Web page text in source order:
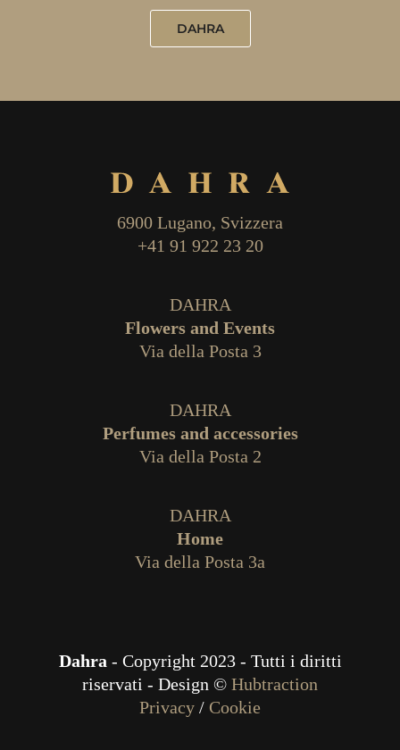
DAHRA
6900 Lugano, Svizzera
+41 91 922 23 20
DAHRA
Flowers and Events
Via della Posta 3
DAHRA
Perfumes and accessories
Via della Posta 2
DAHRA
Home
Via della Posta 3a
Dahra - Copyright 2023 - Tutti i diritti
riservati - Design © Hubtraction
Privacy / Cookie